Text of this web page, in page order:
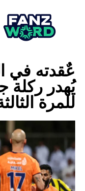
عٌقدته في
يُهدر ركلة
للمرة